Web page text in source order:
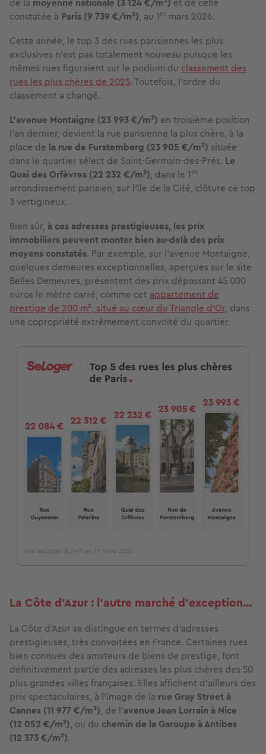
constatée à Paris (9 739 €/m²), au 1er mars 2026.
Cette année, le top 3 des rues parisiennes les plus
exclusives n'est pas totalement nouveau puisque les
mêmes rues figuraient sur le podium du classement des
rues les plus chères de 2025. Toutefois, l’ordre du
classement a changé.
L’avenue Montaigne (23 993 €/m²) en troisième position
l’an dernier, devient la rue parisienne la plus chère, à la
place de la rue de Furstemberg (23 905 €/m²) située
dans le quartier sélect de Saint-Germain-des-Prés. Le
Quai des Orfèvres (22 232 €/m²), dans le 1er
arrondissement parisien, sur l’île de la Cité, clôture ce top
3 vertigineux.
Bien sûr, à ces adresses prestigieuses, les prix
immobiliers peuvent monter bien au-delà des prix
moyens constatés. Par exemple, sur l’avenue Montaigne,
quelques demeures exceptionnelles, aperçues sur le site
Belles Demeures, présentent des prix dépassant 45 000
euros le mètre carré, comme cet appartement de
prestige de 200 m², situé au cœur du Triangle d’Or, dans
une copropriété extrêmement convoité du quartier.
La Côte d’Azur : l’autre marché d’exception…
La Côte d’Azur se distingue en termes d’adresses
prestigieuses, très convoitées en France. Certaines rues
bien connues des amateurs de biens de prestige, font
définitivement partie des adresses les plus chères des 50
plus grandes villes françaises. Elles affichent d’ailleurs des
prix spectaculaires, à l’image de la rue Gray Street à
Cannes (11 977€/m²), de l’avenue Jean Lorrain à Nice
(12 052 €/m²), ou du chemin de la Garoupe à Antibes
(12 373€/m²).